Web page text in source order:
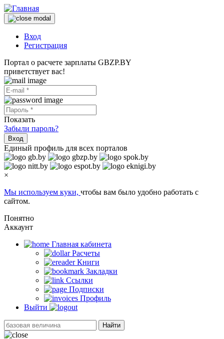
Вход
Регистрация
Портал о расчете зарплаты GBZP.BY
приветствует вас!
Показать
Забыли пароль?
Вход
Единый профиль для всех порталов
×
Мы используем куки, чтобы вам было удобно работать с
сайтом.
Понятно
Аккаунт
Главная кабинетa
Расчеты
Книги
Закладки
Ссылки
Подписки
Профиль
Выйти
Найти